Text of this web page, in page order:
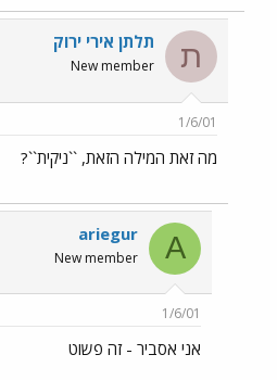
ת תלתן אירי ירוק
New member
1/6/01
מה זאת המילה הזאת, ``ניקית``?
A
ariegur
New member
1/6/01
אני אסביר - זה פשוט